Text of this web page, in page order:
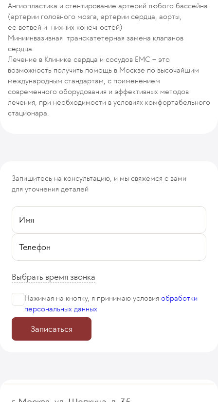
Ангиопластика и стентирование артерий любого бассейна
(артерии головного мозга, артерии сердца, аорты,
ее ветвей и нижних конечностей)
Миниинвазивная транскатетерная замена клапанов
сердца.
Лечение в Клинике сердца и сосудов EMC – это
возможность получить помощь в Москве по высочайшим
международным стандартам, с применением
современного оборудования и эффективных методов
лечения, при необходимости в условиях комфортабельного
стационара.
Запишитесь на консультацию, и мы свяжемся с вами
для уточнения деталей
Имя
Телефон
Выбрать время звонка
Нажимая на кнопку, я принимаю условия обработки
персональных данных
Записаться